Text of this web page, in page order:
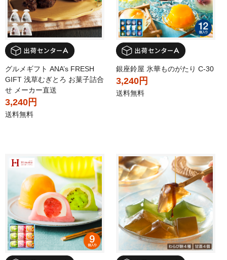
グルメギフト ANA’s FRESH
GIFT 浅草むぎとろ お菓子詰合
せ メーカー直送
3,240円
送料無料
銀座鈴屋 氷華ものがたり C-30
3,240円
送料無料